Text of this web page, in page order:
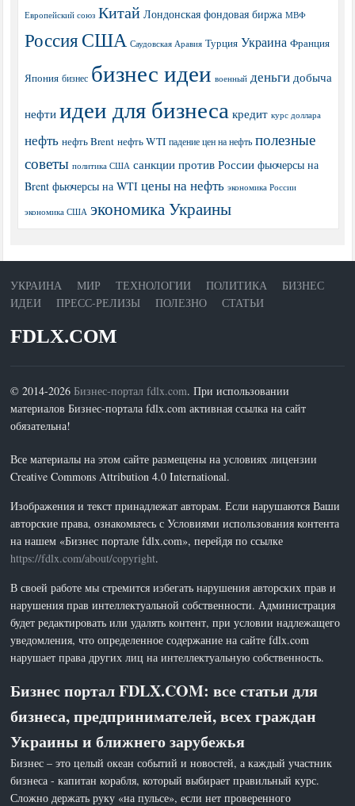
Европейский союз Китай Лондонская фондовая биржа МВФ
РоссияСША Саудовская Аравия Турция Украина Франция
Япония бизнес бизнес идеи военный деньги добыча
нефти идеи для бизнеса кредит курс доллара
нефть нефть Brent нефть WTI падение цен на нефть полезные
советы политика США санкции против России фьючерсы на
Brent фьючерсы на WTI цены на нефть экономика России
экономика США экономика Украины
УКРАИНА МИР ТЕХНОЛОГИИ ПОЛИТИКА
БИЗНЕС
ИДЕИ
ПРЕСС-РЕЛИЗЫ ПОЛЕЗНО СТАТЬИ
FDLX.COM
© 2014-2026Бизнес-портал fdlx.com. При использовании
материалов Бизнес-портала fdlx.com активная ссылка на сайт
обязательна!
Все материалы на этом сайте размещены на условиях лицензии
Creative Commons Attribution 4.0 International.
Изображения и текст принадлежат авторам. Если нарушаются Ваши
авторские права, ознакомьтесь с Условиями использования контента
на нашем «Бизнес портале fdlx.com», перейдя по ссылке
https://fdlx.com/about/copyright.
В своей работе мы стремится избегать нарушения авторских прав и
нарушения прав интеллектуальной собственности. Администрация
будет редактировать или удалять контент, при условии надлежащего
уведомления, что определенное содержание на сайте fdlx.com
нарушает права других лиц на интеллектуальную собственность.
Бизнес портал FDLX.COM: все статьи для
бизнеса, предпринимателей, всех граждан
Украины и ближнего зарубежья
Бизнес – это целый океан событий и новостей, а каждый участник
бизнеса - капитан корабля, который выбирает правильный курс.
Сложно держать руку «на пульсе», если нет проверенного